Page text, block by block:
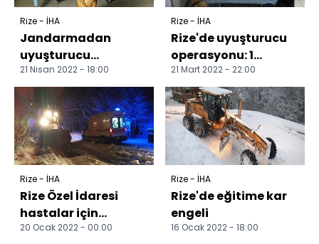
Rize - İHA
Jandarmadan
uyuşturucu
operasyonu: 1
gözaltı
21 Nisan 2022 - 18:00
Rize - İHA
Rize'de uyuşturucu
operasyonu: 1
gözaltı
21 Mart 2022 - 22:00
Rize - İHA
Rize Özel İdaresi
hastalar için
seferber oldu
20 Ocak 2022 - 00:00
Rize - İHA
Rize'de eğitime kar
engeli
16 Ocak 2022 - 18:00